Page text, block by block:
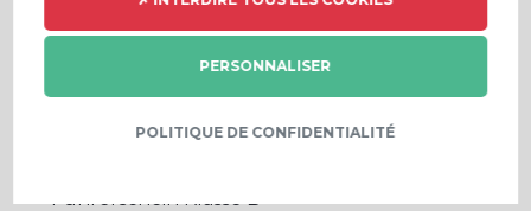
· Kenntnisse im Bereich Elektrotechnik von
Vorteil, bspw. Lesen von Schaltplänen und SPS-
Einsatzgebiet = Deutschland, Österreich und
· Führerschein Klasse B
PERSONNALISER
POLITIQUE DE CONFIDENTIALITÉ